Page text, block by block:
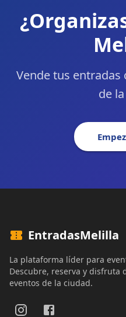
Vende tus
de
EntradasMelilla
La plataforma líder para
Descubre, reserva y disfruta
eventos de la ciudad.